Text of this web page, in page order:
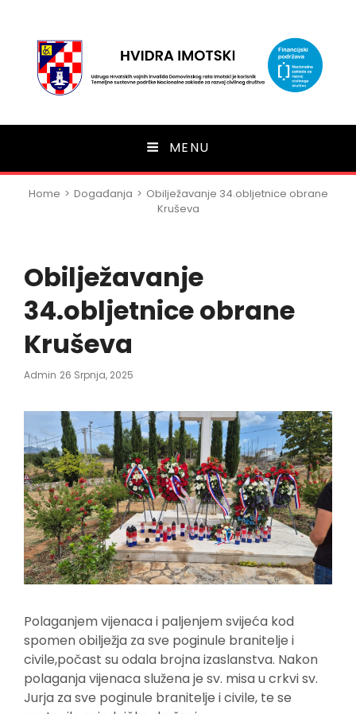
HVIDRA Imotski
MENU
Home > Događanja > Obilježavanje 34.obljetnice obrane
Kruševa
Obilježavanje
34.obljetnice obrane
Kruševa
Admin Posted
26 Srpnja, 2025
Polaganjem vijenaca i paljenjem svijeća kod
spomen obilježja za sve poginule branitelje i
civile,počast su odala brojna izaslanstva. Nakon
polaganja vijenaca služena je sv. misa u crkvi sv.
Jurja za sve poginule branitelje i civile, te se